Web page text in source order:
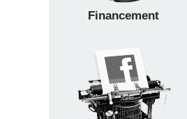
Financement